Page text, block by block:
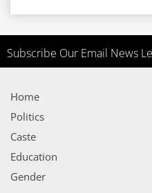
Subscribe Our Email News
Home
Politics
Caste
Education
Gender